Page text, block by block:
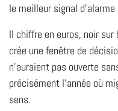
le meilleur signal d'alarme
Il chiffre en euros, noir
crée une fenêtre de
n'auraient pas ouverte
précisément l'année où
sens.